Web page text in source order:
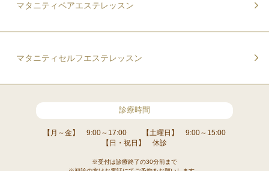
マタニティペアエステレッスン
マタニティセルフエステレッスン
診療時間
【月～金】 9:00～17:00
【土曜日】 9:00～15:00
【日・祝日】 休診
※受付は診療終了の30分前まで